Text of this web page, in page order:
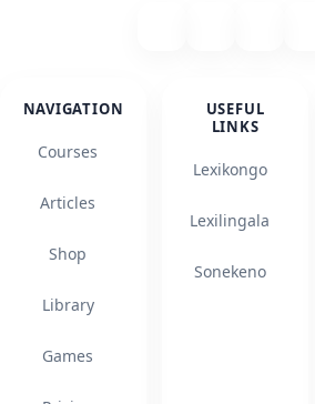
NAVIGATION
Courses
Articles
Shop
Library
Games
USEFUL
LINKS
Lexikongo
Lexilingala
Sonekeno